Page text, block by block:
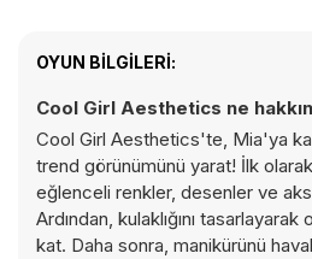
OYUN BILGILERI:
Cool Girl Aesthetics ne
Cool Girl Aesthetics'te, Mia'ya
trend görünümünü yarat! İlk
eğlenceli renkler, desenler ve
Ardından, kulaklığını
kat. Daha sonra, manikürünü